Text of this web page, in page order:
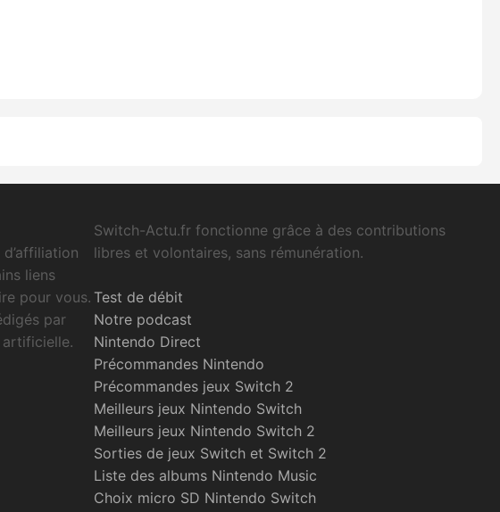
liens
pour vous.
par
artificielle.
Switch-Actu.fr fonctionne grâce à des contributions
libres et volontaires, sans rémunération.
Test de débit
Notre podcast
Nintendo Direct
Précommandes Nintendo
Précommandes jeux Switch 2
Meilleurs jeux Nintendo Switch
Meilleurs jeux Nintendo Switch 2
Sorties de jeux Switch et Switch 2
Liste des albums Nintendo Music
Choix micro SD Nintendo Switch